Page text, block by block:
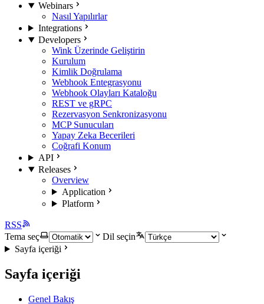
Webinars
Nasıl Yapılırlar
Integrations
Developers
Wink Üzerinde Geliştirin
Kurulum
Kimlik Doğrulama
Webhook Entegrasyonu
Webhook Olayları Kataloğu
REST ve gRPC
Rezervasyon Senkronizasyonu
MCP Sunucuları
Yapay Zeka Becerileri
Coğrafi Konum
API
Releases
Overview
Application
Platform
RSS
Tema seç
Dil seçin
Sayfa içeriği
Sayfa içeriği
Genel Bakış